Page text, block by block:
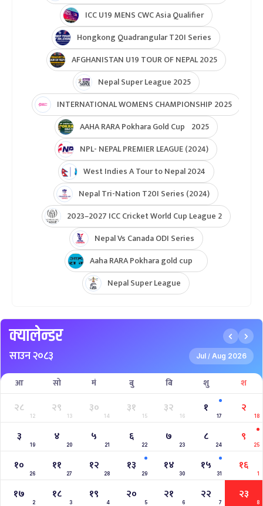
ICC U19 MENS CWC Asia Qualifier
Hongkong Quadrangular T20I Series
AFGHANISTAN U19 TOUR OF NEPAL 2025
Nepal Super League 2025
INTERNATIONAL WOMENS CHAMPIONSHIP 2025
AAHA RARA Pokhara Gold Cup 2025
NPL- NEPAL PREMIER LEAGUE (2024)
West Indies A Tour to Nepal 2024
Nepal Tri-Nation T20I Series (2024)
2023–2027 ICC Cricket World Cup League 2
Nepal Vs Canada ODI Series
Aaha RARA Pokhara gold cup
Nepal Super League
क्यालेन्डर
साउन २०८३ Jul / Aug 2026
आ सो मं बु बि शु श
२८
12
२९
13
३०
14
३१
15
३२
16
१
17
२
18
३
19
४
20
५
21
६
22
७
23
८
24
९
25
१०
26
११
27
१२
28
१३
29
१४
30
१५
31
१६
1
१७
2
१८
3
१९
4
२०
5
२१
6
२२
7
२३
8